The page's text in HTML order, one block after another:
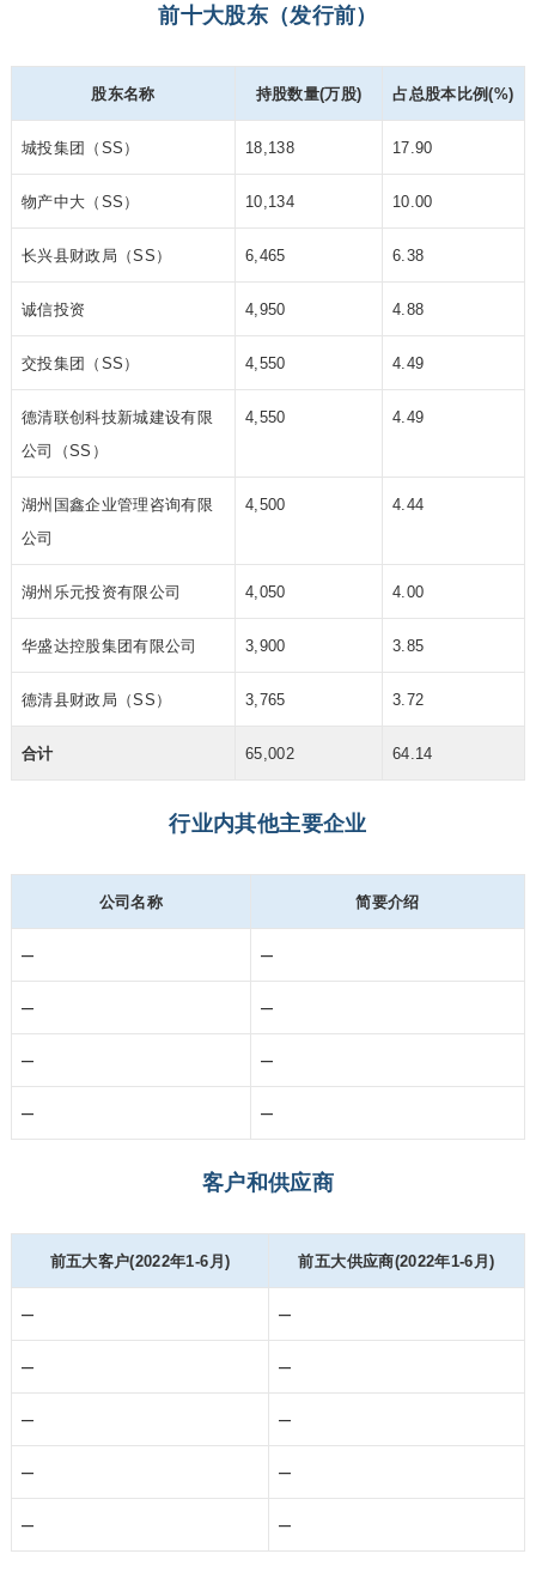
前十大股东（发行前）
股东名称 持股数量(万股) 占总股本比例(%)
城投集团（SS） 18,138 17.90
物产中大（SS） 10,134 10.00
长兴县财政局（SS） 6,465 6.38
诚信投资 4,950 4.88
交投集团（SS） 4,550 4.49
德清联创科技新城建设有限
公司
（SS）
4,550 4.49
湖州国鑫企业管理咨询有限
公司
4,500 4.44
湖州乐元投资有限公司 4,050 4.00
华盛达控股集团有限公司 3,900 3.85
德清县财政局（SS） 3,765 3.72
合计 65,002 64.14
行业内其他主要企业
公司名称 简要介绍
– –
– –
– –
– –
客户和供应商
前五大客户(2022年1-6月) 前五大供应商(2022年1-6月)
– –
– –
– –
– –
– –